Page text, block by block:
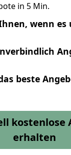
in 5 Min.
wenn es
beste
kostenlose
erhalten